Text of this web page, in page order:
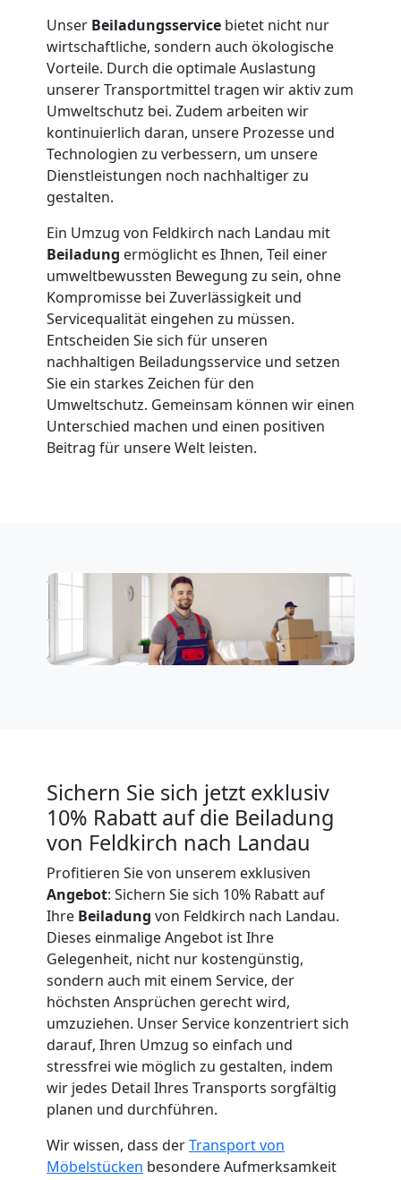
Unser Beiladungsservice bietet nicht nur
wirtschaftliche, sondern auch ökologische
Vorteile. Durch die optimale Auslastung
unserer Transportmittel tragen wir aktiv zum
Umweltschutz bei. Zudem arbeiten wir
kontinuierlich daran, unsere Prozesse und
Technologien zu verbessern, um unsere
Dienstleistungen noch nachhaltiger zu
gestalten.
Ein Umzug von Feldkirch nach Landau mit
Beiladung ermöglicht es Ihnen, Teil einer
umweltbewussten Bewegung zu sein, ohne
Kompromisse bei Zuverlässigkeit und
Servicequalität eingehen zu müssen.
Entscheiden Sie sich für unseren
nachhaltigen Beiladungsservice und setzen
Sie ein starkes Zeichen für den
Umweltschutz. Gemeinsam können wir einen
Unterschied machen und einen positiven
Beitrag für unsere Welt leisten.
Sichern Sie sich jetzt exklusiv
10% Rabatt auf die Beiladung
von Feldkirch nach Landau
Profitieren Sie von unserem exklusiven
Angebot: Sichern Sie sich 10% Rabatt auf
Ihre Beiladung von Feldkirch nach Landau.
Dieses einmalige Angebot ist Ihre
Gelegenheit, nicht nur kostengünstig,
sondern auch mit einem Service, der
höchsten Ansprüchen gerecht wird,
umzuziehen. Unser Service konzentriert sich
darauf, Ihren Umzug so einfach und
stressfrei wie möglich zu gestalten, indem
wir jedes Detail Ihres Transports sorgfältig
planen und durchführen.
Wir wissen, dass derTransport von
Möbelstücken besondere Aufmerksamkeit
Tresortransport
Feldkirch
Umzug
für
Senioren
Feldkirch
Fernumzug
Feldkirch
Büroumzug
Expressumzug
Feldkirch
Tragehilfe
Feldkirch
Kleiner
Umzug
Feldkirch
Küchenumzug